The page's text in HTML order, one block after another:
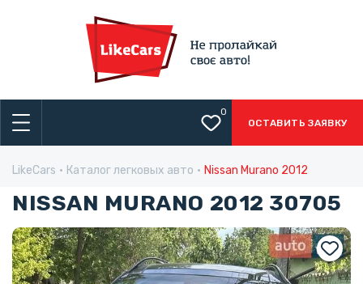
0
ОСТАВИТЬ ЗАЯВКУ
LikeCars Каталог легковых авто Nissan Murano 2012
NISSAN MURANO 2012 30705